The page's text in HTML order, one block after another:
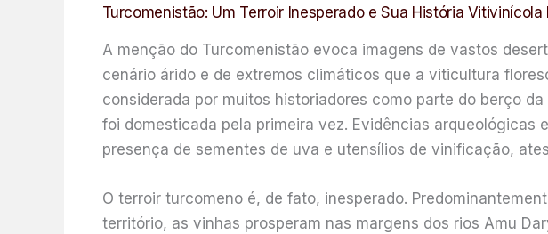
Turcomenistão: Um Terroir Inesperado e Sua História Vitivinícola
A menção do Turcomenistão evoca imagens de vastos
cenário árido e de extremos climáticos que a viticultura
considerada por muitos historiadores como parte do berço
foi domesticada pela primeira vez. Evidências arqueológicas
presença de sementes de uva e utensílios de vinificação,
O terroir turcomeno é, de fato, inesperado.
território, as vinhas prosperam nas margens dos rios Amu